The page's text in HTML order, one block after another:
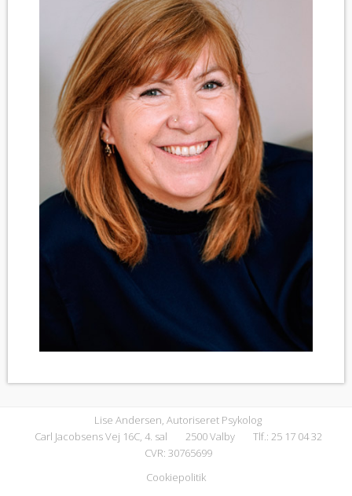
Lise Andersen, Autoriseret Psykolog
Carl Jacobsens Vej 16C, 4. sal
2500 Valby
Tlf.: 25 17 04 32
CVR: 30765699
Cookiepolitik